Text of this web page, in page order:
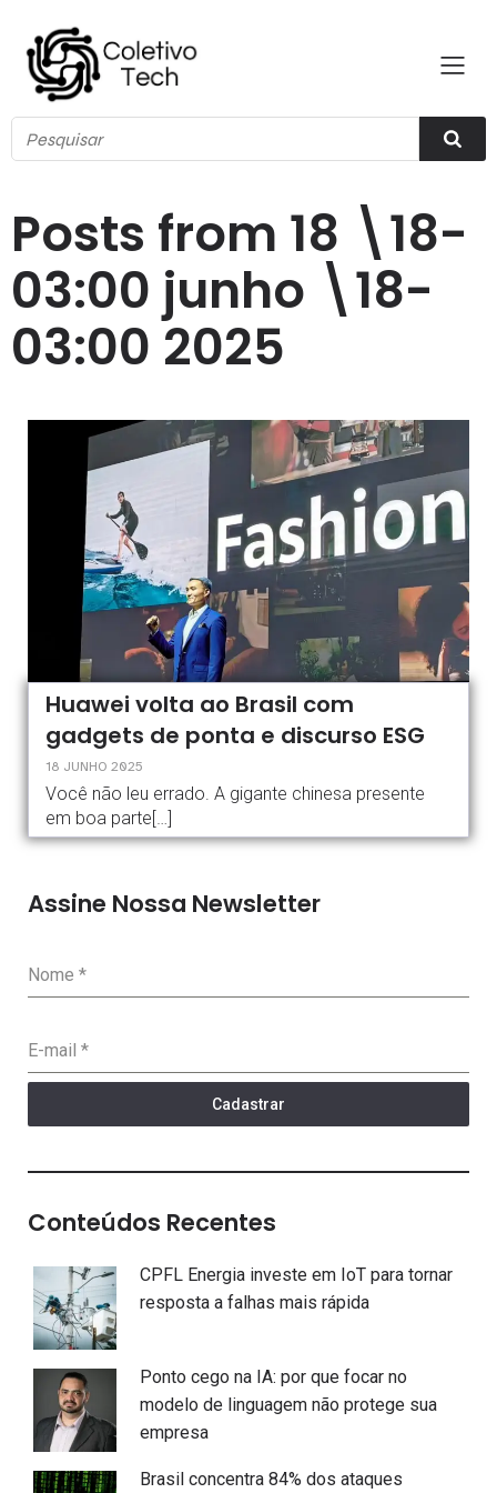
Posts from 18 \18-
03:00 junho \18-
03:00 2025
Huawei volta ao Brasil com
gadgets de ponta e discurso ESG
18 JUNHO 2025
Você não leu errado. A gigante chinesa presente
em boa parte[…]
Assine Nossa Newsletter
Nome *
E-mail *
Cadastrar
Conteúdos Recentes
CPFL Energia investe em IoT para tornar
resposta a falhas mais rápida
Ponto cego na IA: por que focar no
modelo de linguagem não protege sua
empresa
Brasil concentra 84% dos ataques